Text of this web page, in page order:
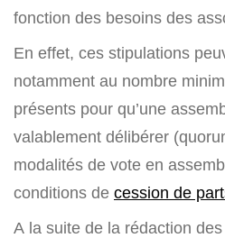
fonction des besoins des
En effet, ces stipulations
notamment au nombre
présents pour qu’une
valablement délibérer
modalités de vote en
conditions de cession de
A la suite de la rédaction